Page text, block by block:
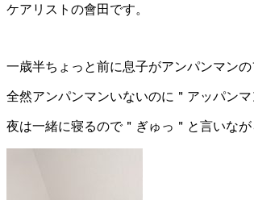
CARE
ケアリストの會田です。
一歳半ちょっと前に息子がアンパンマン
全然アンパンマンいないのに＂アッパン
夜は一緒に寝るので＂ぎゅっ＂と言いな